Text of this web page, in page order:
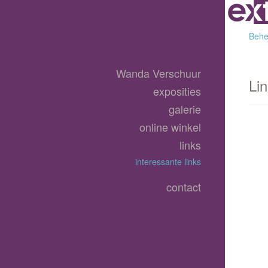
Wanda Verschuur
exposities
galerie
online winkel
links
interessante links
contact